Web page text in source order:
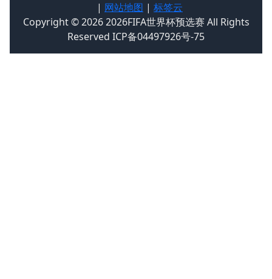
| 网站地图 | 标签云
Copyright © 2026 2026FIFA世界杯预选赛 All Rights
Reserved ICP备04497926号-75